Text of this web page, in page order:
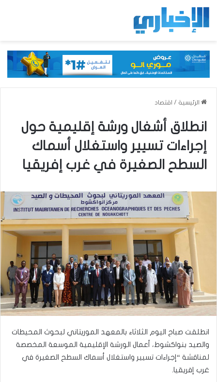
الرئيسية / اقتصاد
انطلاق أشغال ورشة إقليمية حول
إجراءات تسيير واستغلال أسماك
السطح الصغيرة في غرب إفريقيا
انطلقت صباح اليوم الثلاثاء بالمعهد الموريتاني لبحوث المحيطات
والصيد بنواكشوط، أعمال الورشة الإقليمية الموسعة المخصصة
لمناقشة “إجراءات تسيير واستغلال أسماك السطح الصغيرة في
غرب إفريقيا.